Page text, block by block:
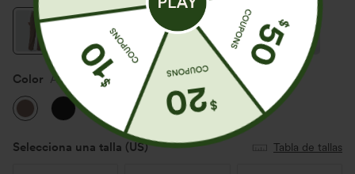
Color Acorn
Selecciona una talla (US) Tabla de tallas